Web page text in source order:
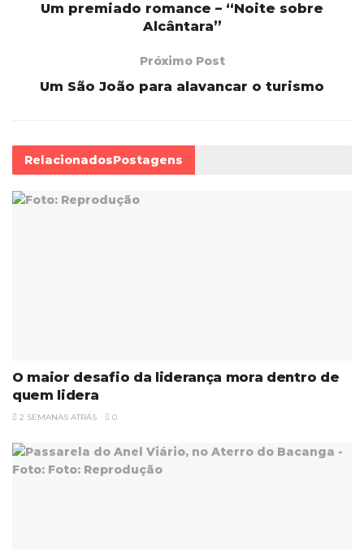
Um premiado romance – “Noite sobre
Alcântara”
Próximo Post
Um São João para alavancar o turismo
RelacionadosPostagens
O maior desafio da liderança mora dentro de
quem lidera
2 SEMANAS ATRÁS 0